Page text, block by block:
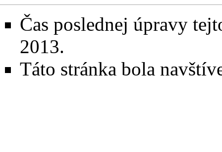
Čas poslednej úpravy
2013.
Táto stránka bola